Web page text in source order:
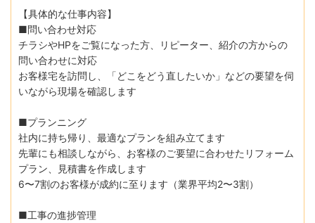
【具体的な仕事内容】
■問い合わせ対応
チラシやHPをご覧になった方、リピーター、紹介の方からの
問い合わせに対応
お客様宅を訪問し、「どこをどう直したいか」などの要望を伺
いながら現場を確認します
■プランニング
社内に持ち帰り、最適なプランを組み立てます
先輩にも相談しながら、お客様のご要望に合わせたリフォーム
プラン、見積書を作成します
6〜7割のお客様が成約に至ります（業界平均2〜3割）
■工事の進捗管理